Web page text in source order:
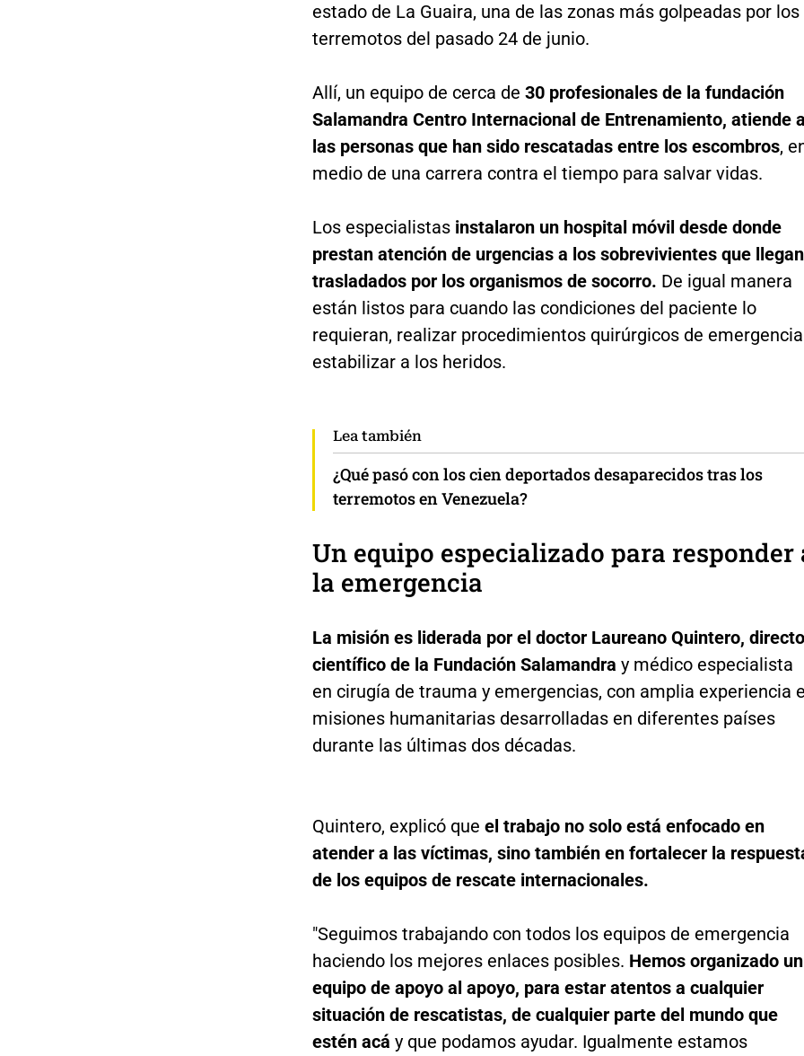
estado de La Guaira, una de las zonas más golpeadas por los
terremotos del pasado 24 de junio.
Allí, un equipo de cerca de 30 profesionales de la fundación
Salamandra Centro Internacional de Entrenamiento, atiende
las personas que han sido rescatadas entre los escombros,
medio de una carrera contra el tiempo para salvar vidas.
Los especialistasinstalaron un hospital móvil desde donde
prestan atención de urgencias a los sobrevivientes que llegan
trasladados por los organismos de socorro. De igual manera
están listos para cuando las condiciones del paciente lo
requieran, realizar procedimientos quirúrgicos de
estabilizar a los heridos.
Lea también
¿Qué pasó con los cien deportados desaparecidos tras los
terremotos en Venezuela?
Un equipo especializado para responder
la emergencia
La misión es liderada por el doctor Laureano Quintero,
científico de la Fundación Salamandra y médico especialista
en cirugía de trauma y emergencias, con amplia experiencia
misiones humanitarias desarrolladas en diferentes países
durante las últimas dos décadas.
Quintero, explicó que el trabajo no solo está enfocado en
atender a las víctimas, sino también en fortalecer la
de los equipos de rescate internacionales.
"Seguimos trabajando con todos los equipos de emergencia
haciendo los mejores enlaces posibles. Hemos organizado un
equipo de apoyo al apoyo, para estar atentos a cualquier
situación de rescatistas, de cualquier parte del mundo que
estén acá y que podamos ayudar. Igualmente estamos